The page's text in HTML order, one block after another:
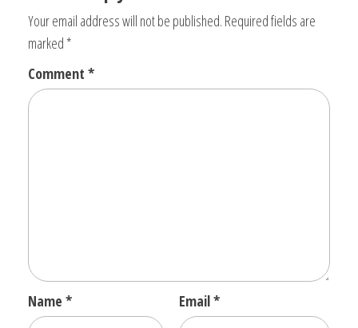
Your email address will not be published. Required fields are
marked *
Comment *
Name * Email*